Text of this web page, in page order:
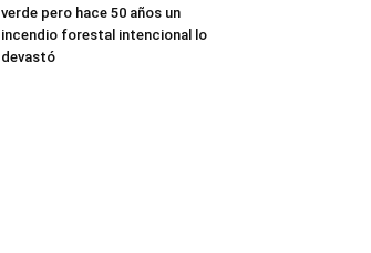
verde pero hace 50 años un
incendio forestal intencional lo
devastó